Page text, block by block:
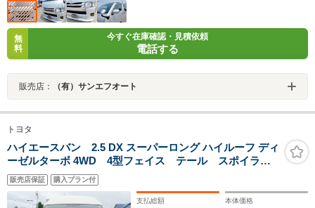
無
料
今すぐ在庫確認・見積依頼
電話する
販売店： （有）サンエフオート
トヨタ
ハイエースバン 2.5 DX スーパーロング ハイルーフ ディ
ーゼルターボ 4WD 4型フェイス テール スポイラ
ー LEDヘッド&フォグ タイミングベルト交換済 リア
ヒーター&クーラー 寒冷地仕様
販売店保証 購入プラン付
支払総額 本体価格